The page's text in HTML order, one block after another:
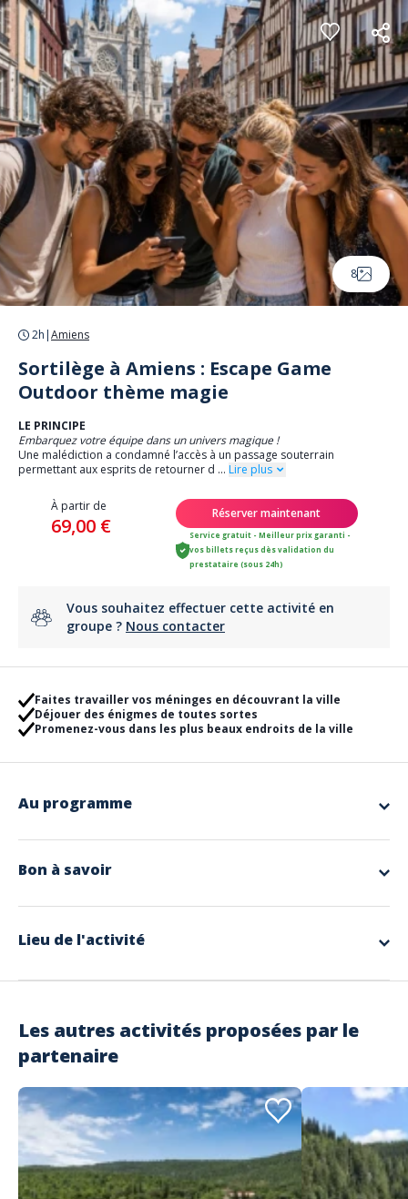
Panneau de gestion des cookies
8
2h |Amiens
Sortilège à Amiens : Escape Game
Outdoor thème magie
LE PRINCIPE
Embarquez votre équipe dans un univers magique !
Une malédiction a condamné l’accès à un passage souterrain
permettant aux esprits de retourner d ... Lire plus
À partir de
69,00 €
Réserver maintenant
Service gratuit - Meilleur prix garanti -
vos billets reçus dès validation du
prestataire (sous 24h)
Vous souhaitez effectuer cette activité en
groupe ? Nous contacter
Faites travailler vos méninges en découvrant la ville
Déjouer des énigmes de toutes sortes
Promenez-vous dans les plus beaux endroits de la ville
Au programme
Bon à savoir
Allemand, Anglais, Français
Lieu de l'activité
Les autres activités proposées par le
partenaire